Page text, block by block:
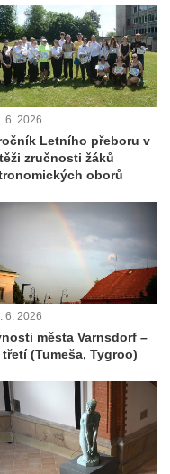
6. 2026
Letního přeboru v
zručnosti žáků
oborů
6. 2026
města Varnsdorf –
(Tumeša, Tygroo)